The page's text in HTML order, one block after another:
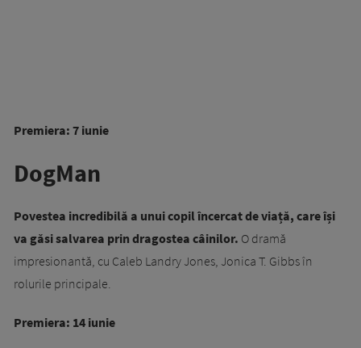
Premiera: 7 iunie
DogMan
Povestea incredibilă a unui copil încercat de viață, care își
va găsi salvarea prin dragostea câinilor. O dramă
impresionantă, cu Caleb Landry Jones, Jonica T. Gibbs în
rolurile principale.
Premiera: 14 iunie